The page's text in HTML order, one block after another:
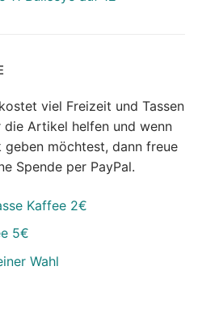
viel Freizeit und Tassen
die Artikel helfen und wenn
möchtest, dann freue
Spende per PayPal.
Kaffee 2€
5€
Wahl